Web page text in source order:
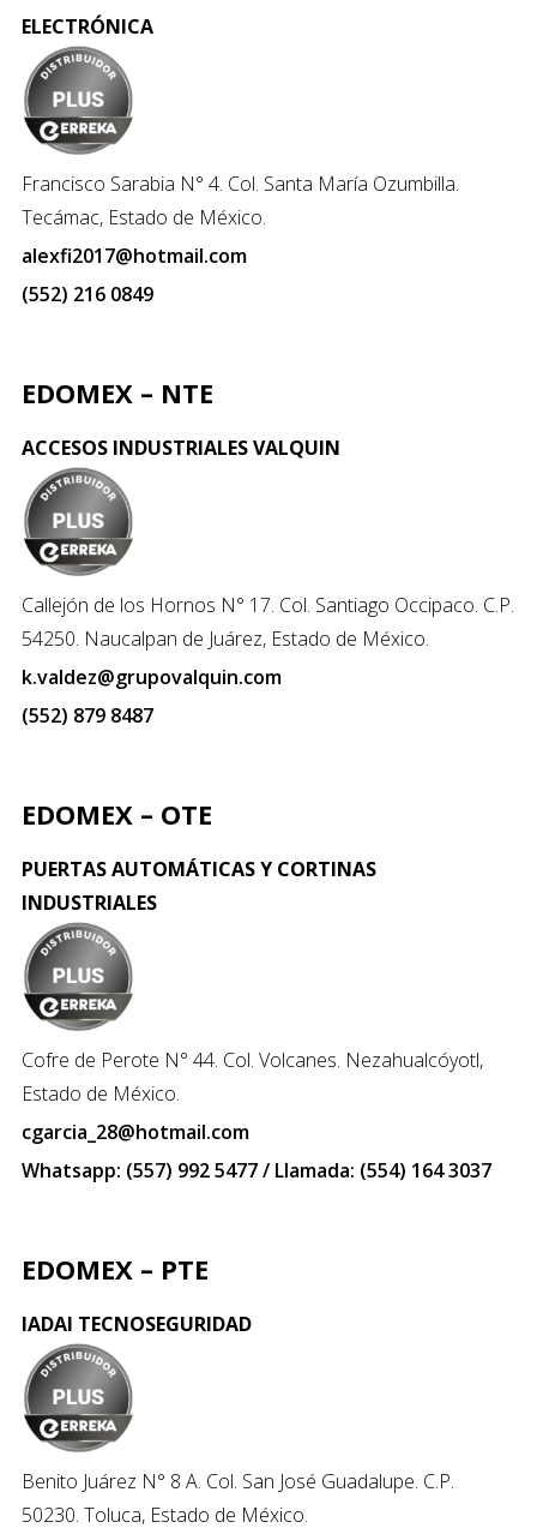
ELECTRÓNICA
Francisco Sarabia N° 4. Col. Santa María Ozumbilla.
Tecámac, Estado de México.
alexfi2017@hotmail.com
(552) 216 0849
EDOMEX – NTE
ACCESOS INDUSTRIALES VALQUIN
Callejón de los Hornos N° 17. Col. Santiago Occipaco. C.P.
54250. Naucalpan de Juárez, Estado de México.
k.valdez@grupovalquin.com
(552) 879 8487
EDOMEX – OTE
PUERTAS AUTOMÁTICAS Y CORTINAS
INDUSTRIALES
Cofre de Perote N° 44. Col. Volcanes. Nezahualcóyotl,
Estado de México.
cgarcia_28@hotmail.com
Whatsapp: (557) 992 5477 / Llamada: (554) 164 3037
EDOMEX – PTE
IADAI TECNOSEGURIDAD
Benito Juárez N° 8 A. Col. San José Guadalupe. C.P.
50230. Toluca, Estado de México.